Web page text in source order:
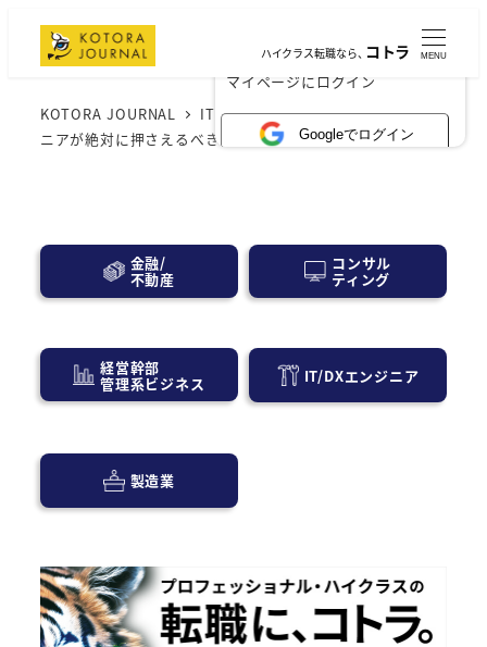
×
マイページにログイン
Googleでログイン
ハイクラス転職なら、コトラ MENU
KOTORA JOURNAL IT業界
初めての転職！ITエンジ
ニアが絶対に押さえるべき自己紹介の極意
金融/
不動産
コンサル
ティング
経営幹部
管理系ビジネス IT/DXエンジニア
製造業